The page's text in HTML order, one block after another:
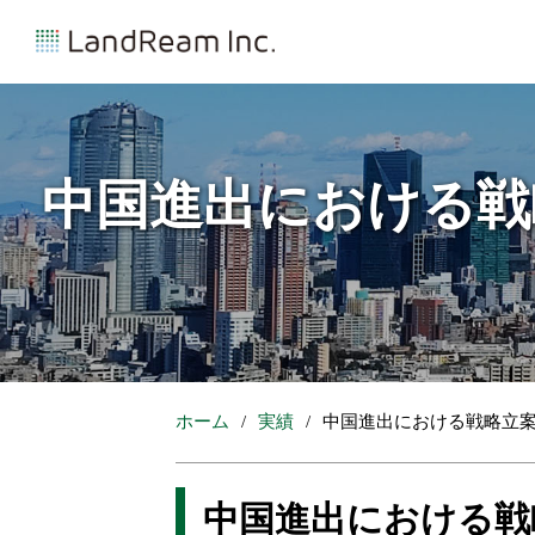
中国進出における
ホーム 実績 中国進出における戦略立
中国進出における